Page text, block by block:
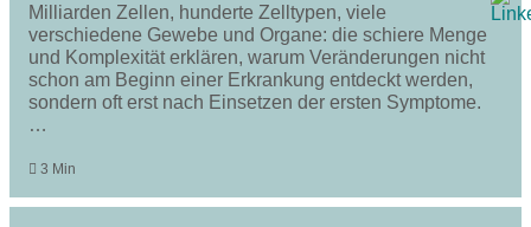
Milliarden Zellen, hunderte Zelltypen, viele
verschiedene Gewebe und Organe: die schiere Menge
und Komplexität erklären, warum Veränderungen nicht
schon am Beginn einer Erkrankung entdeckt werden,
sondern oft erst nach Einsetzen der ersten Symptome.
…
3 Min